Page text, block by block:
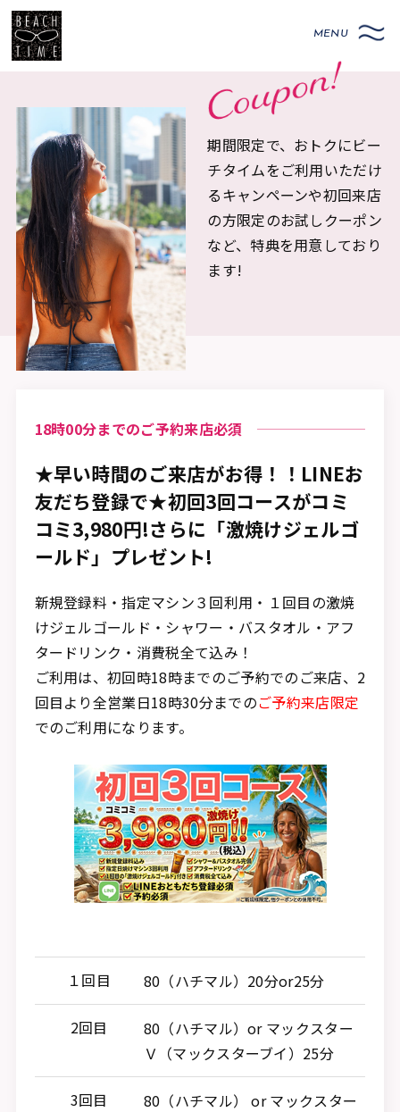
期間限定で、おトクにビー
チタイムをご利用いただけ
るキャンペーンや初回来店
の方限定のお試しクーポン
など、特典を用意しており
ます!
18時00分までのご予約来店必須
★早い時間のご来店がお得！！LINEお
友だち登録で★初回3回コースがコミ
コミ3,980円!さらに「激焼けジェルゴ
ールド」プレゼント!
新規登録料・指定マシン３回利用・１回目の激焼
けジェルゴールド・シャワー・バスタオル・アフ
タードリンク・消費税全て込み！
ご利用は、初回時18時までのご予約でのご来店、2
回目より全営業日18時30分までのご予約来店限定
でのご利用になります。
１回目 80（ハチマル）20分or25分
2回目
80（ハチマル）or マックスター
Ｖ（マックスターブイ）25分
3回目
80（ハチマル） or マックスター